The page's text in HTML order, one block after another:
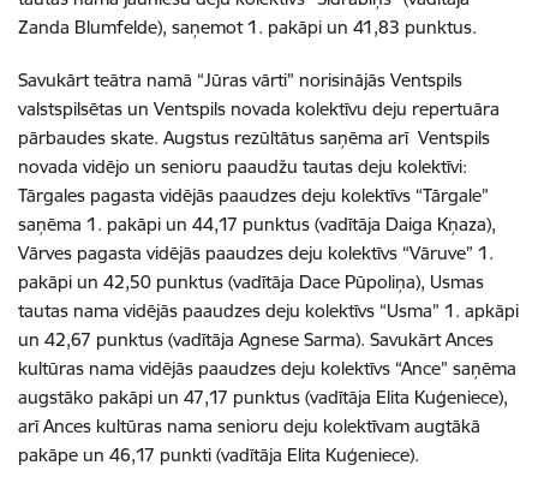
Zanda Blumfelde), saņemot 1. pakāpi un 41,83 punktus.
Savukārt teātra namā “Jūras vārti” norisinājās Ventspils
valstspilsētas un Ventspils novada kolektīvu deju repertuāra
pārbaudes skate. Augstus rezūltātus saņēma arī Ventspils
novada vidējo un senioru paaudžu tautas deju kolektīvi:
Tārgales pagasta vidējās paaudzes deju kolektīvs “Tārgale”
saņēma 1. pakāpi un 44,17 punktus (vadītāja Daiga Kņaza),
Vārves pagasta vidējās paaudzes deju kolektīvs “Vāruve” 1.
pakāpi un 42,50 punktus (vadītāja Dace Pūpoliņa), Usmas
tautas nama vidējās paaudzes deju kolektīvs “Usma” 1. apkāpi
un 42,67 punktus (vadītāja Agnese Sarma). Savukārt Ances
kultūras nama vidējās paaudzes deju kolektīvs “Ance” saņēma
augstāko pakāpi un 47,17 punktus (vadītāja Elita Kuģeniece),
arī Ances kultūras nama senioru deju kolektīvam augtākā
pakāpe un 46,17 punkti (vadītāja Elita Kuģeniece).